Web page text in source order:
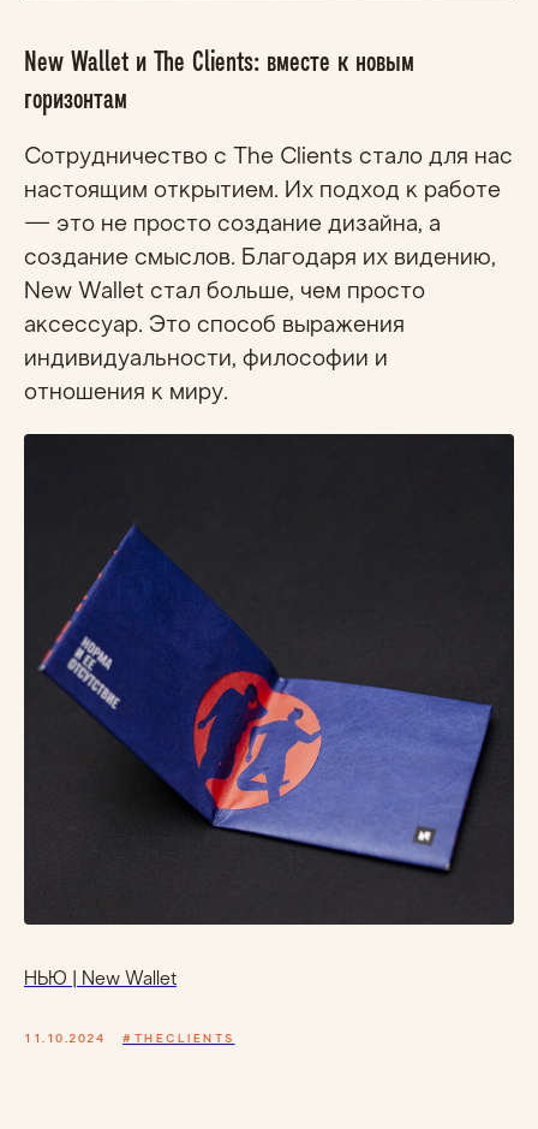
New Wallet и The Clients: вместе к новым
горизонтам
Сотрудничество с The Clients стало для нас
настоящим открытием. Их подход к работе
— это не просто создание дизайна, а
создание смыслов. Благодаря их видению,
New Wallet стал больше, чем просто
аксессуар. Это способ выражения
индивидуальности, философии и
отношения к миру.
НЬЮ | New Wallet
11.10.2024 #THECLIENTS